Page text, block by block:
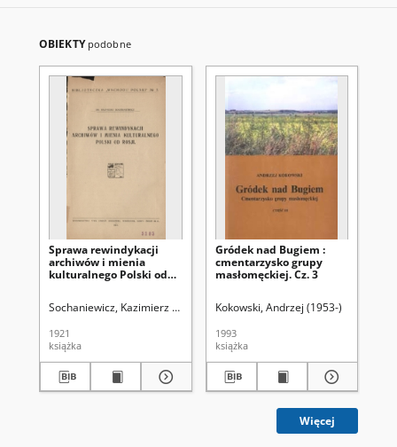
OBIEKTY podobne
Sprawa rewindykacji
archiwów i mienia
kulturalnego Polski od
Sochaniewicz, Kazimierz (1892-1930)
1921
książka
Gródek nad Bugiem :
cmentarzysko grupy
masłomęckiej. Cz. 3
Kokowski, Andrzej (1953-)
1993
książka
Więcej